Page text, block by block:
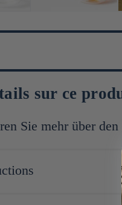
sur ce
Sie mehr über
allant de la vaisselle aux
La marque se distingue par